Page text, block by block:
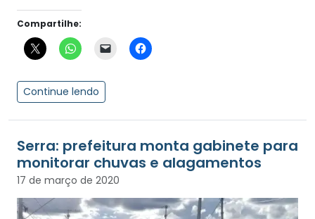
Compartilhe:
Continue lendo
Serra: prefeitura monta gabinete para
monitorar chuvas e alagamentos
17 de março de 2020